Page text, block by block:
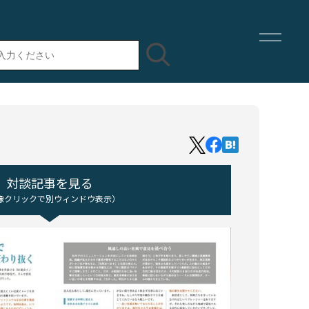
対談記事を見る
クリックで別ウィンドウ表示）